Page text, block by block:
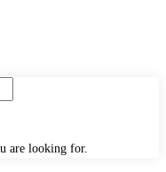
are looking for.